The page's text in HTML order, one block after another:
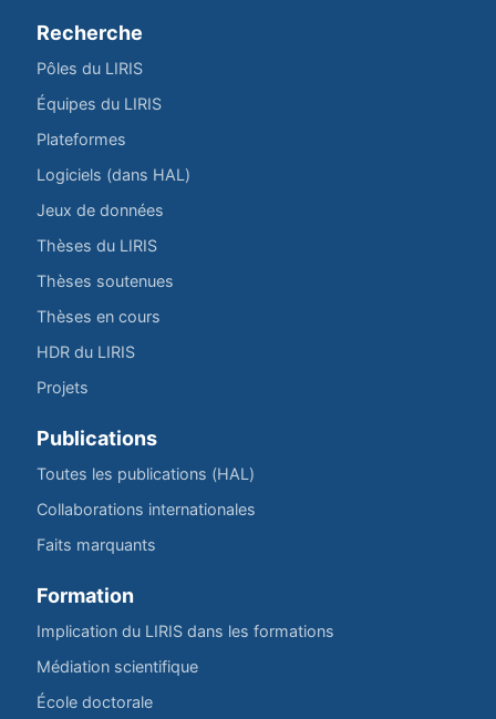
Recherche
Pôles du LIRIS
Équipes du LIRIS
Plateformes
Logiciels (dans HAL)
Jeux de données
Thèses du LIRIS
Thèses soutenues
Thèses en cours
HDR du LIRIS
Projets
Publications
Toutes les publications (HAL)
Collaborations internationales
Faits marquants
Formation
Implication du LIRIS dans les formations
Médiation scientifique
École doctorale